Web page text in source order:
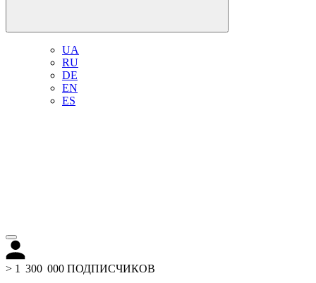
UA
RU
DE
EN
ES
> 1 300 000 ПОДПИСЧИКОВ